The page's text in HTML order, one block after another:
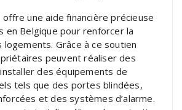
offre une aide financière précieuse
en Belgique pour renforcer la
Grâce à ce soutien
peuvent réaliser des
des équipements de
tels que des portes blindées,
et des systèmes d’alarme.